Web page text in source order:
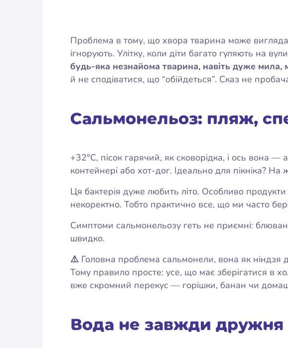
Проблема в тому, що хвора тварина може
ігнорують. Улітку, коли діти багато гуляють на
будь-яка незнайома тварина, навіть дуже
й не сподіватися, що “обійдеться”. Сказ не
Сальмонельоз: пляж,
+32°C, пісок гарячий, як сковорідка, і ось вона
контейнері або хот-дог. Ідеально для пікніка?
Ця бактерія дуже любить літо. Особливо продукти
некоректно. Тобто практично все, що ми часто
Симптоми сальмонельозу геть не приємні:
швидко.
⚠️ Головна проблема сальмонели, вона як ніндзя
Тому правило просте: усе, що має зберігатися в
вже скромний перекус — горішки, банан чи
Вода не завжди дружня